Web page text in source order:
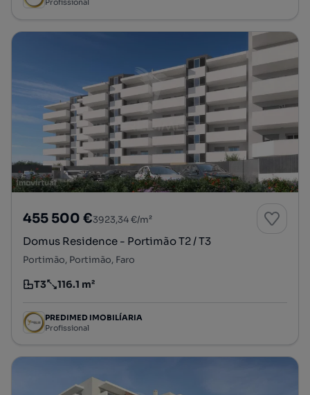
Profissional
455 500 €3923,34 €/m²
Domus Residence - Portimão T2 / T3
Portimão, Portimão, Faro
Tipologia
T3
Preço por metro quadrado
116.1 m²
PREDIMED IMOBILÍARIA
Profissional